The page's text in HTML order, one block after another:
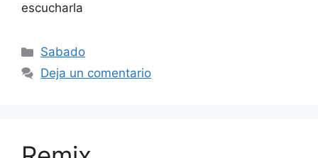
escucharla
Categorías
Sabado
Deja un comentario